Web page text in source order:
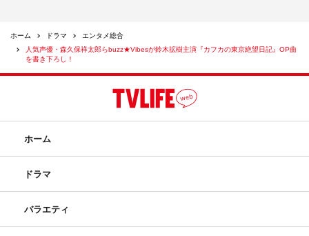
ホーム ドラマ
エンタメ総合
人気声優・森久保祥太郎らbuzz★Vibesが鈴木拡樹主演『カフカの東京絶望日記』OP曲
を書き下ろし！
ホーム
ドラマ
バラエティ